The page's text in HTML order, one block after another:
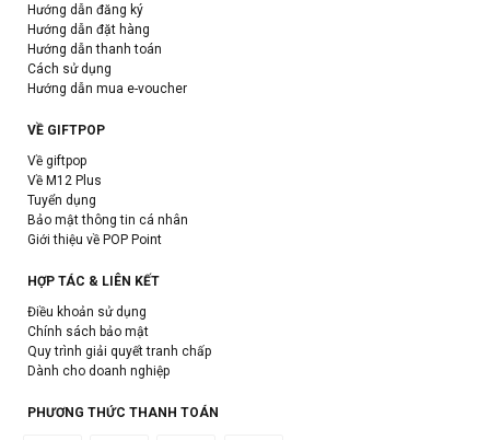
Hướng dẫn đăng ký
Hướng dẫn đặt hàng
Hướng dẫn thanh toán
Cách sử dụng
Hướng dẫn mua e-voucher
VỀ GIFTPOP
Về giftpop
Về M12 Plus
Tuyển dụng
Bảo mật thông tin cá nhân
Giới thiệu về POP Point
HỢP TÁC & LIÊN KẾT
Điều khoản sử dụng
Chính sách bảo mật
Quy trình giải quyết tranh chấp
Dành cho doanh nghiệp
PHƯƠNG THỨC THANH TOÁN